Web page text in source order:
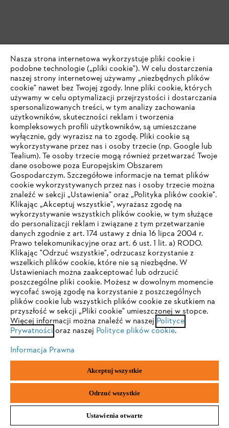
Akcesoria
Akcesoria do produktów
Materiały eksploatacyjne
TWOJA PRZEGLĄDARKA NIE JEST
OBSŁUGIWANA
Korzystasz z przeglądarki, której jeszcze nie obsługujemy. W
celu optymalnego korzystania z naszej strony zalecamy
przejście do jednej z następujących przeglądarek:
Firefox Chrome
Nasza strona internetowa wykorzystuje pliki cookie i
podobne technologie („pliki cookie"). W celu dostarczenia
naszej strony internetowej używamy „niezbędnych plików
cookie" nawet bez Twojej zgody. Inne pliki cookie, których
używamy w celu optymalizacji przejrzystości i dostarczania
spersonalizowanych treści, w tym analizy zachowania
użytkowników, skuteczności reklam i tworzenia
kompleksowych profili użytkowników, są umieszczane
wyłącznie, gdy wyrazisz na to zgodę. Pliki cookie są
wykorzystywane przez nas i osoby trzecie (np. Google lub
Tealium). Te osoby trzecie mogą również przetwarzać Twoje
dane osobowe poza Europejskim Obszarem
Gospodarczym. Szczegółowe informacje na temat plików
cookie wykorzystywanych przez nas i osoby trzecie można
znaleźć w sekcji „Ustawienia" oraz „Polityka plików cookie".
Klikając „Akceptuj wszystkie", wyrażasz zgodę na
wykorzystywanie wszystkich plików cookie, w tym służące
do personalizacji reklam i związane z tym przetwarzanie
danych zgodnie z art. 174 ustawy z dnia 16 lipca 2004 r.
Prawo telekomunikacyjne oraz art. 6 ust. 1 lit. a) RODO.
Klikając "Odrzuć wszystkie", odrzucasz korzystanie z
wszelkich plików cookie, które nie są niezbędne. W
Ustawieniach można zaakceptować lub odrzucić
poszczególne pliki cookie. Możesz w dowolnym momencie
wycofać swoją zgodę na korzystanie z poszczególnych
plików cookie lub wszystkich plików cookie ze skutkiem na
przyszłość w sekcji „Pliki cookie" umieszczonej w stopce.
Więcej informacji można znaleźć w naszej Polityce
Prywatności oraz naszej Polityce plików cookie.
Informacja Prawna
Akceptuj wszystkie
Odrzuć wszystkie
Ustawienia otwarte